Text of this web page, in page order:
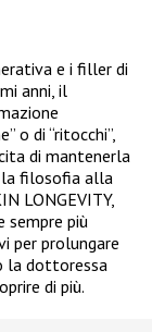
e i filler di
anni, il
o di “ritocchi”,
di mantenerla
la filosofia alla
LONGEVITY,
sempre più
per prolungare
la dottoressa
di più.